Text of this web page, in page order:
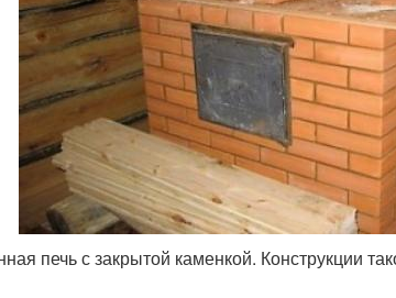
печь с закрытой каменкой. Конструкции